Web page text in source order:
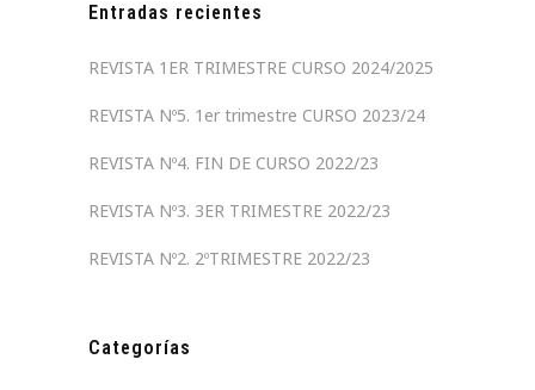
Entradas recientes
REVISTA 1ER TRIMESTRE CURSO 2024/2025
REVISTA Nº5. 1er trimestre CURSO 2023/24
REVISTA Nº4. FIN DE CURSO 2022/23
REVISTA Nº3. 3ER TRIMESTRE 2022/23
REVISTA Nº2. 2ºTRIMESTRE 2022/23
Categorías